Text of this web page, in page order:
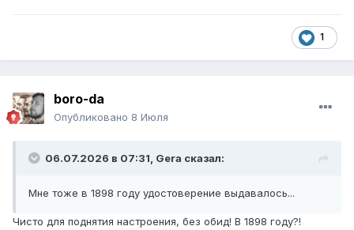
1
boro-da
Опубликовано 8 Июля
06.07.2026 в 07:31, Gera сказал:
Мне тоже в 1898 году удостоверение выдавалось...
Чисто для поднятия настроения, без обид! В 1898 году?!